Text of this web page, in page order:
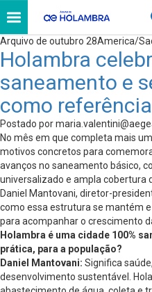
Arquivo de outubro 28America/
Holambra
saneamento e
como
Postado por
No mês em que completa mais
motivos concretos para
avanços no saneamento básico,
universalizado e ampla cobertura
Daniel Mantovani, diretor-
como essa estrutura se mantém
para acompanhar o crescimento
Holambra é uma cidade 100%
prática, para a população?
Daniel Mantovani: Significa
desenvolvimento sustentável.